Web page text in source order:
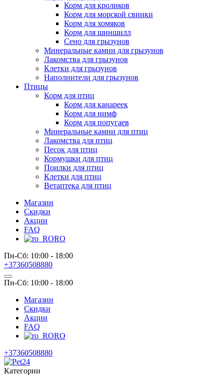
Корм для кроликов
Корм для морской свинки
Корм для хомяков
Корм для шиншилл
Сено для грызунов
Минеральные камни для грызунов
Лакомства для грызунов
Клетки для грызунов
Наполнители для грызунов
Птицы
Корм для птиц
Корм для канареек
Корм для нимф
Корм для попугаев
Минеральные камни для птиц
Лакомства для птиц
Песок для птиц
Кормушки для птиц
Поилки для птиц
Клетки для птиц
Ветаптека для птиц
Магазин
Скидки
Акции
FAQ
RO
Пн-Сб: 10:00 - 18:00
+37360508880
Пн-Сб: 10:00 - 18:00
Магазин
Скидки
Акции
FAQ
RO
+37360508880
Категории